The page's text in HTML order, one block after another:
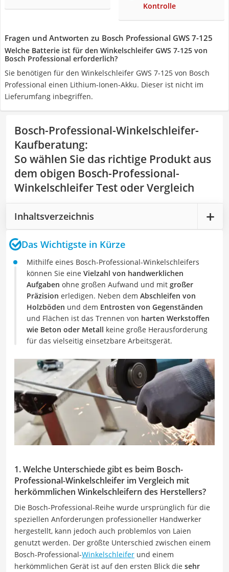
Kontrolle
Fragen und Antworten zu Bosch Professional GWS 7-125
Welche Batterie ist für den Winkelschleifer GWS 7-125 von
Bosch Professional erforderlich?
Sie benötigen für den Winkelschleifer GWS 7-125 von Bosch
Professional ‎einen Lithium-Ionen-Akku. Dieser ist nicht im
Lieferumfang inbegriffen.
Bosch-Professional-Winkelschleifer-
Kaufberatung:
So wählen Sie das richtige Produkt aus
dem obigen Bosch-Professional-
Winkelschleifer Test oder Vergleich
Inhaltsverzeichnis
Das Wichtigste in Kürze
Mithilfe eines Bosch-Professional-Winkelschleifers
können Sie eine Vielzahl von handwerklichen
Aufgaben ohne großen Aufwand und mit großer
Präzision erledigen. Neben dem Abschleifen von
Holzböden und dem Entrosten von Gegenständen
und Flächen ist das Trennen von harten Werkstoffen
wie Beton oder Metall keine große Herausforderung
für das vielseitig einsetzbare Arbeitsgerät.
1. Welche Unterschiede gibt es beim Bosch-
Professional-Winkelschleifer im Vergleich mit
herkömmlichen Winkelschleifern des Herstellers?
Die Bosch-Professional-Reihe wurde ursprünglich für die
speziellen Anforderungen professioneller Handwerker
hergestellt, kann jedoch auch problemlos von Laien
genutzt werden. Der größte Unterschied zwischen einem
Bosch-Professional-Winkelschleifer und einem
herkömmlichen Gerät ist auf den ersten Blick die sehr